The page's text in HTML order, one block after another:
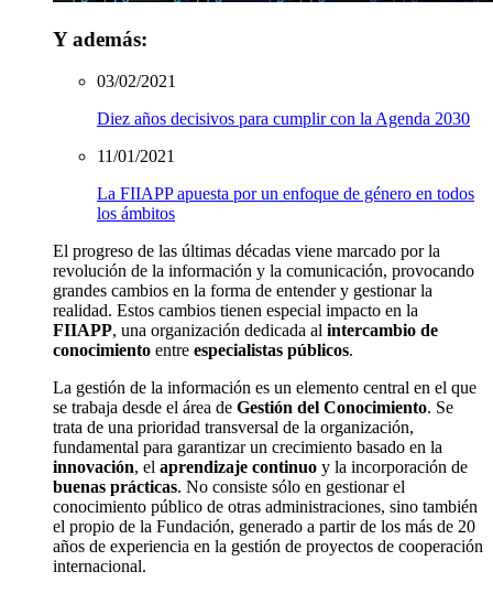
Y además:
03/02/2021
Diez años decisivos para cumplir con la Agenda 2030
11/01/2021
La FIIAPP apuesta por un enfoque de género en todos
los ámbitos
El progreso de las últimas décadas viene marcado por la
revolución de la información y la comunicación, provocando
grandes cambios en la forma de entender y gestionar la
realidad. Estos cambios tienen especial impacto en la
FIIAPP, una organización dedicada al intercambio de
conocimiento entre especialistas públicos.
La gestión de la información es un elemento central en el que
se trabaja desde el área de Gestión del Conocimiento. Se
trata de una prioridad transversal de la organización,
fundamental para garantizar un crecimiento basado en la
innovación, el aprendizaje continuo y la incorporación de
buenas prácticas. No consiste sólo en gestionar el
conocimiento público de otras administraciones, sino también
el propio de la Fundación, generado a partir de los más de 20
años de experiencia en la gestión de proyectos de cooperación
internacional.